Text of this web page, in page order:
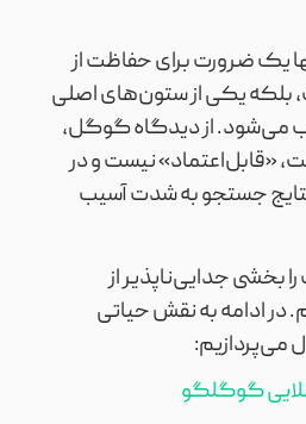
یک ضرورت برای حفاظت از
بلکه یکی از ستون‌های اصلی
می‌شود. از دیدگاه گوگل،
«قابل‌اعتماد» نیست و در
جستجو به شدت آسیب
بخشی جدایی‌ناپذیر از
در ادامه به نقش حیاتی
می‌پردازیم: